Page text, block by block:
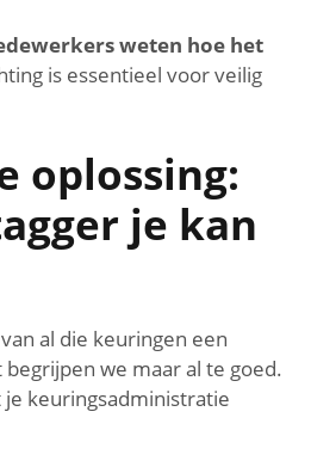
weten hoe het
is essentieel voor veilig
oplossing:
je kan
al die keuringen een
we maar al te goed.
keuringsadministratie